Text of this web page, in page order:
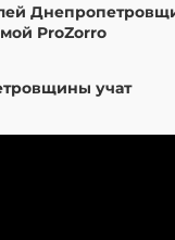
ProZorro
учат